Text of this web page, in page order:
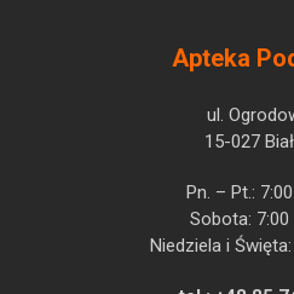
Apteka
ul.
15-027
Pn. – Pt.:
Sobota: 7:00
Niedziela i